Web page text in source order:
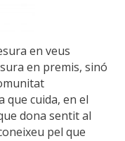
en veus
en premis, sinó
que cuida, en el
dona sentit al
pel que